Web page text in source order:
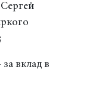
вклад в